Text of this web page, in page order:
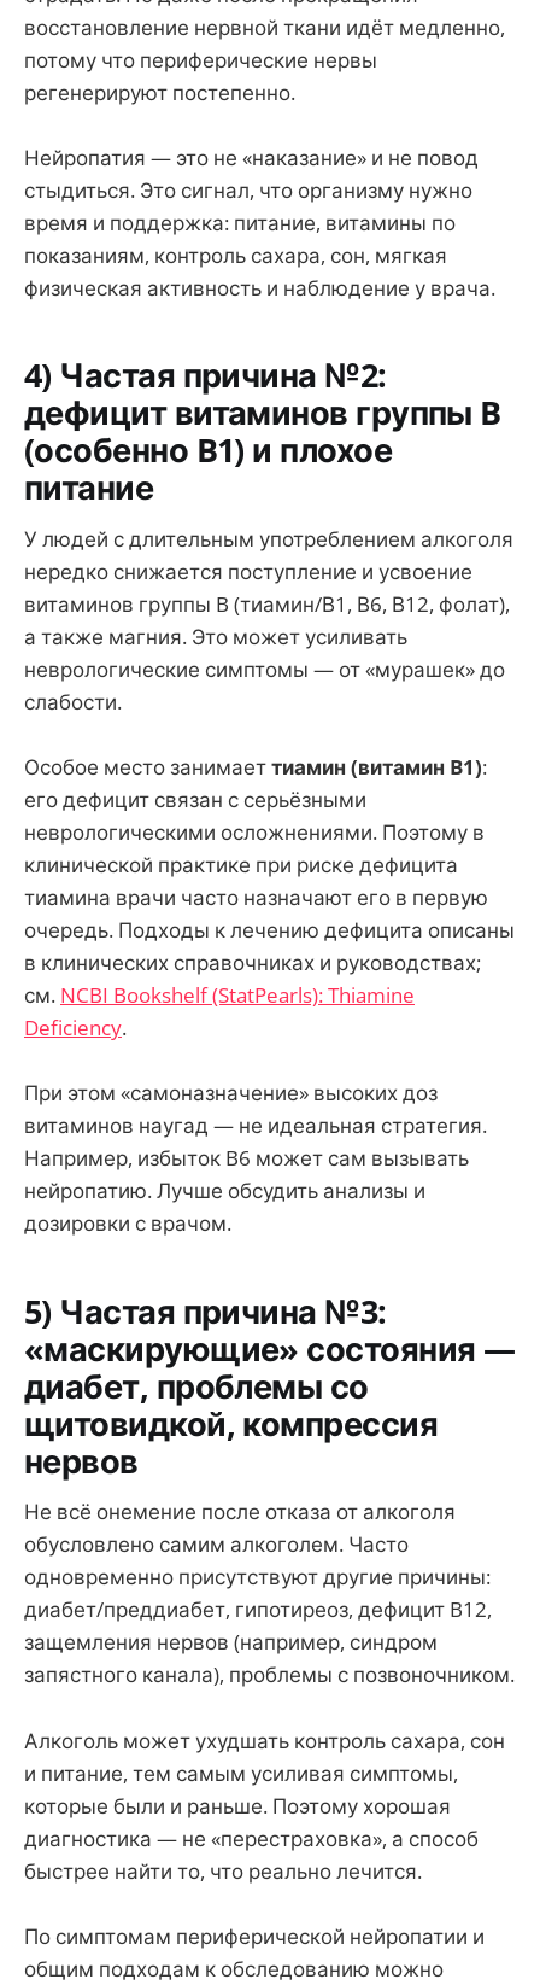
восстановление нервной ткани идёт медленно,
потому что периферические нервы
регенерируют постепенно.
Нейропатия — это не «наказание» и не повод
стыдиться. Это сигнал, что организму нужно
время и поддержка: питание, витамины по
показаниям, контроль сахара, сон, мягкая
физическая активность и наблюдение у врача.
4) Частая причина №2:
дефицит витаминов группы B
(особенно B1) и плохое
питание
У людей с длительным употреблением алкоголя
нередко снижается поступление и усвоение
витаминов группы B (тиамин/В1, В6, В12, фолат),
а также магния. Это может усиливать
неврологические симптомы — от «мурашек» до
слабости.
Особое место занимаеттиамин (витамин B1):
его дефицит связан с серьёзными
неврологическими осложнениями. Поэтому в
клинической практике при риске дефицита
тиамина врачи часто назначают его в первую
очередь. Подходы к лечению дефицита описаны
в клинических справочниках и руководствах;
см. NCBI Bookshelf (StatPearls): Thiamine
Deficiency.
При этом «самоназначение» высоких доз
витаминов наугад — не идеальная стратегия.
Например, избыток B6 может сам вызывать
нейропатию. Лучше обсудить анализы и
дозировки с врачом.
5) Частая причина №3:
«маскирующие» состояния —
диабет, проблемы со
щитовидкой, компрессия
нервов
Не всё онемение после отказа от алкоголя
обусловлено самим алкоголем. Часто
одновременно присутствуют другие причины:
диабет/преддиабет, гипотиреоз, дефицит B12,
защемления нервов (например, синдром
запястного канала), проблемы с позвоночником.
Алкоголь может ухудшать контроль сахара, сон
и питание, тем самым усиливая симптомы,
которые были и раньше. Поэтому хорошая
диагностика — не «перестраховка», а способ
быстрее найти то, что реально лечится.
По симптомам периферической нейропатии и
общим подходам к обследованию можно